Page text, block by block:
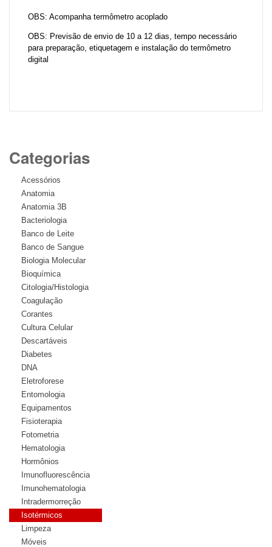
OBS: Acompanha termômetro acoplado
OBS: Previsão de envio de 10 a 12 dias, tempo necessário
para preparação, etiquetagem e instalação do termômetro
digital
Categorias
Acessórios
Anatomia
Anatomia 3B
Bacteriologia
Banco de Leite
Banco de Sangue
Biologia Molecular
Bioquímica
Citologia/Histologia
Coagulação
Corantes
Cultura Celular
Descartáveis
Diabetes
DNA
Eletroforese
Entomologia
Equipamentos
Fisioterapia
Fotometria
Hematologia
Hormônios
Imunofluorescência
Imunohematologia
Intradermorreção
Isotérmicos
Limpeza
Móveis